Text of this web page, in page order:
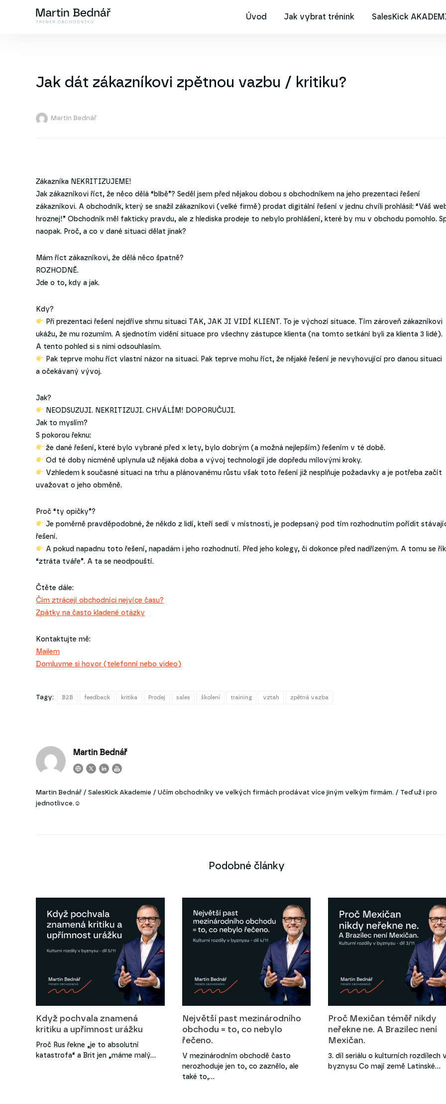
Úvod Jak vybrat trénink SalesKick
Jak dát zákazníkovi zpětnou vazbu / kritiku?
Martin Bednář
Zákazníka NEKRITIZUJEME!
Jak zákazníkovi říct, že něco dělá “blbě”? Seděl jsem před nějakou dobou s obchodníkem na jeho prezentaci řešení
zákazníkovi. A obchodník, který se snažil zákazníkovi (velké firmě) prodat digitální řešení v jednu chvíli prohlásil: “Váš
hroznej!” Obchodník měl fakticky pravdu, ale z hlediska prodeje to nebylo prohlášení, které by mu v obchodu pomohlo.
naopak. Proč, a co v dané situaci dělat jinak?
Mám říct zákazníkovi, že dělá něco špatně?
ROZHODNĚ.
Jde o to, kdy a jak.
Kdy?
Při prezentaci řešení nejdříve shrnu situaci TAK, JAK JI VIDÍ KLIENT. To je výchozí situace. Tím zároveň zákazníkovi
ukážu, že mu rozumím. A sjednotím vidění situace pro všechny zástupce klienta (na tomto setkání byli za klienta 3 lidé).
A tento pohled si s nimi odsouhlasím.
Pak teprve mohu říct vlastní názor na situaci. Pak teprve mohu říct, že nějaké řešení je nevyhovující pro danou situaci
a očekávaný vývoj.
Jak?
NEODSUZUJI. NEKRITIZUJI. CHVÁLÍM! DOPORUČUJI.
Jak to myslím?
S pokorou řeknu:
že dané řešení, které bylo vybrané před x lety, bylo dobrým (a možná nejlepším) řešením v té době.
Od té doby nicméně uplynula už nějaká doba a vývoj technologií jde dopředu mílovými kroky.
Vzhledem k současné situaci na trhu a plánovanému růstu však toto řešení již nesplňuje požadavky a je potřeba začít
uvažovat o jeho obměně.
Proč “ty opičky”?
Je poměrně pravděpodobné, že někdo z lidí, kteří sedí v místnosti, je podepsaný pod tím rozhodnutím pořídit
řešení.
A pokud napadnu toto řešení, napadám i jeho rozhodnutí. Před jeho kolegy, či dokonce před nadřízeným. A tomu se
“ztráta tváře”. A ta se neodpouští.
Čtěte dále:
Čím ztrácejí obchodníci nejvíce času?
Zpátky na často kladené otázky
Kontaktujte mě:
Mailem
Domluvme si hovor (telefonní nebo video)
Tagy: B2B feedback kritika Prodej sales školení training vztah zpětná vazba
Martin Bednář
Martin Bednář / SalesKick Akademie / Učím obchodníky ve velkých firmách prodávat více jiným velkým firmám. / Teď už i pro
jednotlivce.☺
Podobné články
Když pochvala znamená
kritiku a upřímnost urážku
Proč Rus řekne „je to absolutní
katastrofa“ a Brit jen „máme malý…
Největší past mezinárodního
obchodu = to, co nebylo
řečeno.
V mezinárodním obchodě často
nerozhoduje jen to, co zaznělo, ale
také to,…
Proč Mexičan téměř nikdy
neřekne ne. A Brazilec není
Mexičan.
3. díl seriálu o kulturních rozdílech
byznysu Co mají země Latinské…